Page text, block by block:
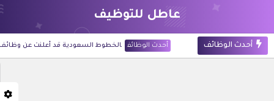
عاطل للتوظيف
أحدث الوظائف الخطوط السعودية قد أعلنت عن وظائف شاغرة أحدث الوظائف